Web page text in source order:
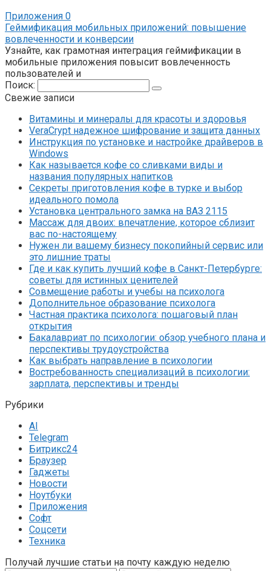
Приложения 0
Геймификация мобильных приложений: повышение
вовлеченности и конверсии
Узнайте, как грамотная интеграция геймификации в
мобильные приложения повысит вовлеченность
пользователей и
Поиск:
Свежие записи
Витамины и минералы для красоты и здоровья
VeraCrypt надежное шифрование и защита данных
Инструкция по установке и настройке драйверов в
Windows
Как называется кофе со сливками виды и
названия популярных напитков
Секреты приготовления кофе в турке и выбор
идеального помола
Установка центрального замка на ВАЗ 2115
Массаж для двоих: впечатление, которое сблизит
вас по-настоящему
Нужен ли вашему бизнесу покопийный сервис или
это лишние траты
Где и как купить лучший кофе в Санкт-Петербурге:
советы для истинных ценителей
Совмещение работы и учебы на психолога
Дополнительное образование психолога
Частная практика психолога: пошаговый план
открытия
Бакалавриат по психологии: обзор учебного плана и
перспективы трудоустройства
Как выбрать направление в психологии
Востребованность специализаций в психологии:
зарплата, перспективы и тренды
Рубрики
AI
Telegram
Битрикс24
Браузер
Гаджеты
Новости
Ноутбуки
Приложения
Софт
Соцсети
Техника
Получай лучшие статьи на почту каждую неделю